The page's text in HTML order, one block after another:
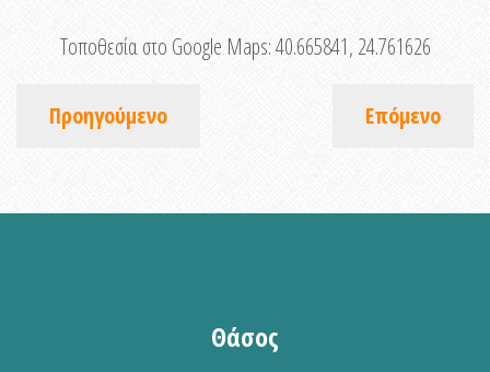
Τοποθεσία στο Google Maps:40.665841, 24.761626
Προηγούμενο Επόμενο
Θάσος